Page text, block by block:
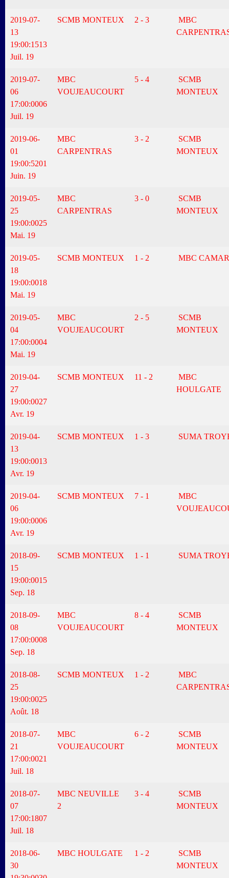
2019-07-
13
19:00:1513
Juil. 19
SCMB MONTEUX 2 - 3
MBC
2019-07-
06
17:00:0006
Juil. 19
MBC
VOUJEAUCOURT
5 - 4
SCMB
MONTEUX
2019-06-
01
19:00:5201
Juin. 19
MBC
CARPENTRAS
3 - 2
SCMB
MONTEUX
2019-05-
25
19:00:0025
Mai. 19
MBC
CARPENTRAS
3 - 0
SCMB
MONTEUX
2019-05-
18
19:00:0018
Mai. 19
SCMB MONTEUX 1 - 2 MBC
2019-05-
04
17:00:0004
Mai. 19
MBC
VOUJEAUCOURT
2 - 5
SCMB
MONTEUX
2019-04-
27
19:00:0027
Avr. 19
SCMB MONTEUX 11 - 2
MBC
HOULGATE
2019-04-
13
19:00:0013
Avr. 19
SCMB MONTEUX 1 - 3 SUMA
2019-04-
06
19:00:0006
Avr. 19
SCMB MONTEUX 7 - 1
MBC
2018-09-
15
19:00:0015
Sep. 18
SCMB MONTEUX 1 - 1 SUMA
2018-09-
08
17:00:0008
Sep. 18
MBC
VOUJEAUCOURT
8 - 4
SCMB
MONTEUX
2018-08-
25
19:00:0025
Août. 18
SCMB MONTEUX 1 - 2
MBC
2018-07-
21
17:00:0021
Juil. 18
MBC
VOUJEAUCOURT
6 - 2
SCMB
MONTEUX
2018-07-
07
17:00:1807
Juil. 18
MBC NEUVILLE
2
3 - 4
SCMB
MONTEUX
2018-06-
30
MBC HOULGATE 1 - 2
SCMB
MONTEUX